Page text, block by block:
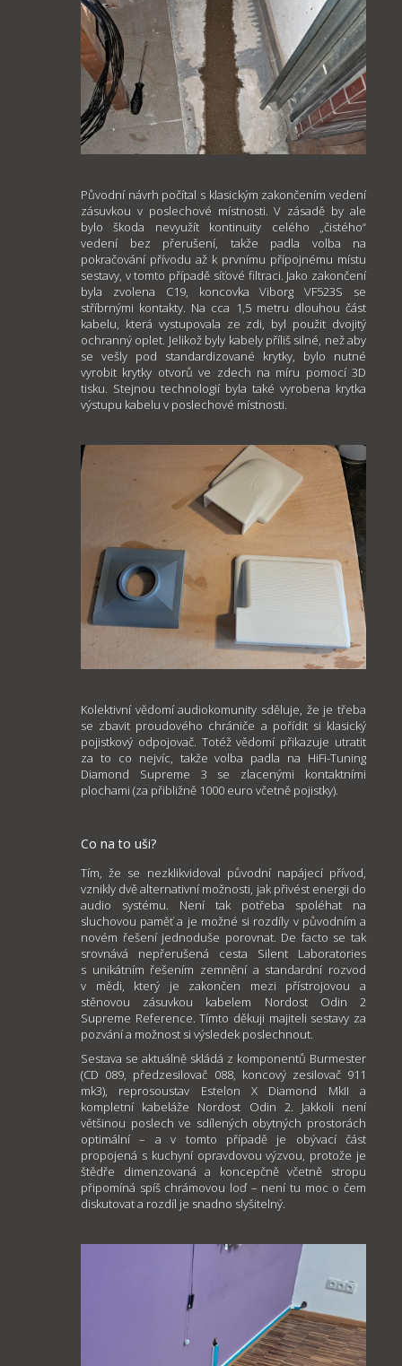
Původní návrh počítal s klasickým zakončením vedení
zásuvkou v poslechové místnosti. V zásadě by ale
bylo škoda nevyužít kontinuity celého „čistého“
vedení bez přerušení, takže padla volba na
pokračování přívodu až k prvnímu přípojnému místu
sestavy, v tomto případě síťové filtraci. Jako zakončení
byla zvolena C19, koncovka Viborg VF523S se
stříbrnými kontakty. Na cca 1,5 metru dlouhou část
kabelu, která vystupovala ze zdi, byl použit dvojitý
ochranný oplet. Jelikož byly kabely příliš silné, než aby
se vešly pod standardizované krytky, bylo nutné
vyrobit krytky otvorů ve zdech na míru pomocí 3D
tisku. Stejnou technologií byla také vyrobena krytka
výstupu kabelu v poslechové místnosti.
Kolektivní vědomí audiokomunity sděluje, že je třeba
se zbavit proudového chrániče a pořídit si klasický
pojistkový odpojovač. Totéž vědomí přikazuje utratit
za to co nejvíc, takže volba padla na HiFi-Tuning
Diamond Supreme 3 se zlacenými kontaktními
plochami (za přibližně 1000 euro včetně pojistky).
Co na to uši?
Tím, že se nezklikvidoval původní napájecí přívod,
vznikly dvě alternativní možnosti, jak přivést energii do
audio systému. Není tak potřeba spoléhat na
sluchovou paměť a je možné si rozdíly v původním a
novém řešení jednoduše porovnat. De facto se tak
srovnává nepřerušená cesta Silent Laboratories
s unikátním řešením zemnění a standardní rozvod
v mědi, který je zakončen mezi přístrojovou a
stěnovou zásuvkou kabelem Nordost Odin 2
Supreme Reference. Tímto děkuji majiteli sestavy za
pozvání a možnost si výsledek poslechnout.
Sestava se aktuálně skládá z komponentů Burmester
(CD 089, předzesilovač 088, koncový zesilovač 911
mk3), reprosoustav Estelon X Diamond MkII a
kompletní kabeláže Nordost Odin 2. Jakkoli není
většinou poslech ve sdílených obytných prostorách
optimální – a v tomto případě je obývací část
propojená s kuchyní opravdovou výzvou, protože je
štědře dimenzovaná a koncepčně včetně stropu
připomíná spíš chrámovou loď – není tu moc o čem
diskutovat a rozdíl je snadno slyšitelný.